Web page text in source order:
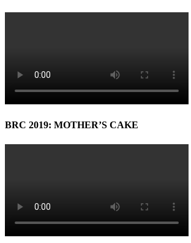
BRC 2019: MOTHER’S CAKE